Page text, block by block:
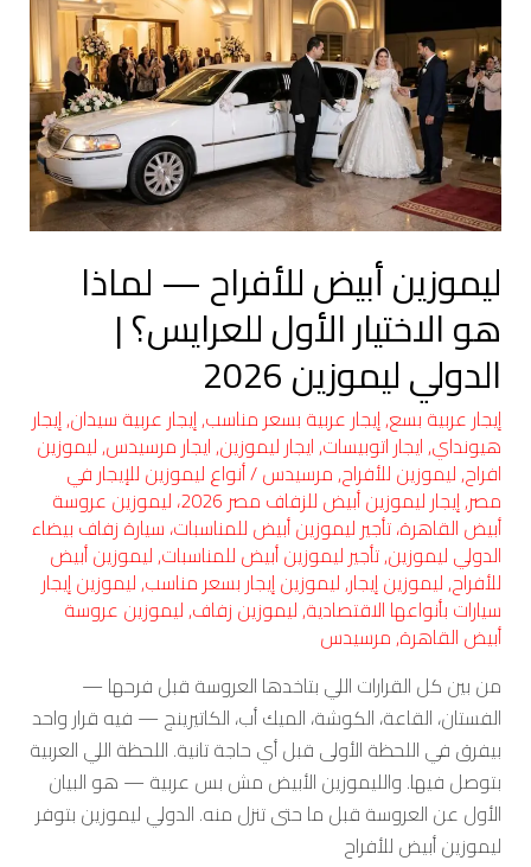
ليموزين أبيض للأفراح — لماذا
هو الاختيار الأول للعرايس؟ |
الدولي ليموزين 2026
إيجار عربية بسع,إيجار عربية بسعر مناسب,إيجار عربية سيدان,إيجار
هيونداي,ايجار اتوبيسات,ايجار ليموزين,ايجار مرسيدس,ليموزين
افراح,ليموزين للأفراح,مرسيدس/أنواع ليموزين للإيجار في
مصر, إيجار ليموزين أبيض للزفاف مصر 2026، ليموزين عروسة
أبيض القاهرة، تأجير ليموزين أبيض للمناسبات، سيارة زفاف بيضاء
الدولي ليموزين,تأجير ليموزين أبيض للمناسبات,ليموزين أبيض
للأفراح,ليموزين إيجار,ليموزين إيجار بسعر مناسب,ليموزين إيجار
سيارات بأنواعها الاقتصادية,ليموزين زفاف,ليموزين عروسة
أبيض القاهرة,مرسيدس
من بين كل القرارات اللي بتاخدها العروسة قبل فرحها —
الفستان، القاعة، الكوشة، الميك أب، الكاتيرينج — فيه قرار واحد
بيفرق في اللحظة الأولى قبل أي حاجة تانية. اللحظة اللي العربية
بتوصل فيها. والليموزين الأبيض مش بس عربية — هو البيان
الأول عن العروسة قبل ما حتى تنزل منه. الدولي ليموزين بتوفر
ليموزين أبيض للأفراح
أبيض
للأفراح
—
لماذا
هو
الاختيار
الأول
للعرايس؟
الدولي
ليموزين
2026